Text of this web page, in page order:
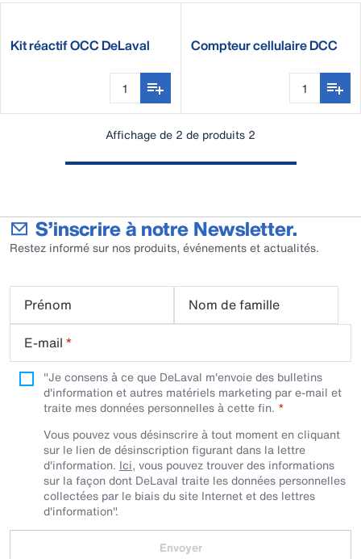
Kit réactif OCC DeLaval Compteur cellulaire DCC
Affichage de 2 de produits 2
S’inscrire à notre Newsletter.
Restez informé sur nos produits, événements et actualités.
Prénom
Nom de famille
E-mail *
"Je consens à ce que DeLaval m'envoie des bulletins
d'information et autres matériels marketing par e-mail et
traite mes données personnelles à cette fin.
Vous pouvez vous désinscrire à tout moment en cliquant
sur le lien de désinscription figurant dans la lettre
d'information. Ici, vous pouvez trouver des informations
sur la façon dont DeLaval traite les données personnelles
collectées par le biais du site Internet et des lettres
d'information".
Envoyer